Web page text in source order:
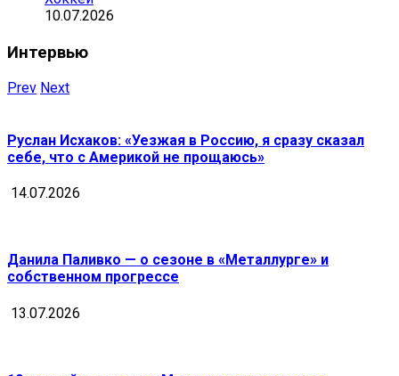
10.07.2026
Интервью
Prev Next
Руслан Исхаков: «Уезжая в Россию, я сразу сказал
себе, что с Америкой не прощаюсь»
14.07.2026
Данила Паливко — о сезоне в «Металлурге» и
собственном прогрессе
13.07.2026